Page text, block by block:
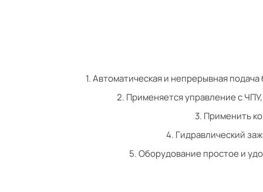
1. Автоматическая и непрерывная
2. Применяется управление с
3. Применить
4. Гидравлический
5. Оборудование простое и